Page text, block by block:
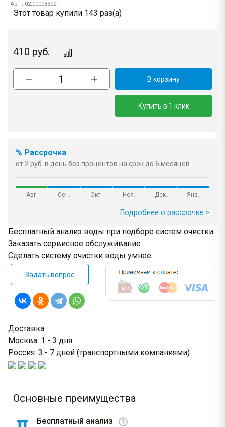
Арт.: 02.00008302
Этот товар купили 143 раз(a)
410 руб.
В корзину
Купить в 1 клик
% Рассрочка
от 2 руб. в день без процентов на срок до 6 месяцев
Авг. Сен. Окт. Ноя. Дек. Янв.
Подробнее о рассрочке >
Бесплатный анализ воды при подборе систем очистки
Заказать сервисное обслуживание
Сделать систему очистки воды умнее
Задать вопрос
Доставка
Москва: 1 - 3 дня
Россия: 3 - 7 дней (транспортными компаниями)
Основные преимущества
Бесплатный анализ